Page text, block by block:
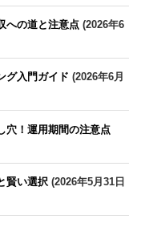
への道と注意点 (2026年6
グ入門ガイド (2026年6月
穴！運用期間の注意点
賢い選択 (2026年5月31日